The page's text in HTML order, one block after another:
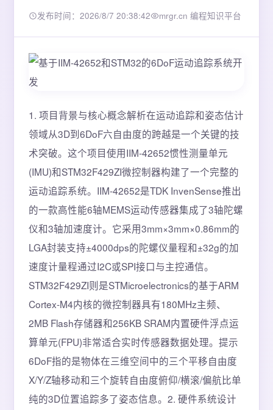
发布时间：2026/8/7 20:38:42 mrgr.cn 编程知识平台
1. 项目背景与核心概念解析在运动追踪和姿态估计
领域从3D到6DoF六自由度的跨越是一个关键的技
术突破。这个项目使用IIM-42652惯性测量单元
(IMU)和STM32F429ZI微控制器构建了一个完整的
运动追踪系统。IIM-42652是TDK InvenSense推出
的一款高性能6轴MEMS运动传感器集成了3轴陀螺
仪和3轴加速度计。它采用3mm×3mm×0.86mm的
LGA封装支持±4000dps的陀螺仪量程和±32g的加
速度计量程通过I2C或SPI接口与主控通信。
STM32F429ZI则是STMicroelectronics的基于ARM
Cortex-M4内核的微控制器具有180MHz主频、
2MB Flash存储器和256KB SRAM内置硬件浮点运
算单元(FPU)非常适合实时传感器数据处理。提示
6DoF指的是物体在三维空间中的三个平移自由度
X/Y/Z轴移动和三个旋转自由度俯仰/横滚/偏航比单
纯的3D位置追踪多了姿态信息。2. 硬件系统设计